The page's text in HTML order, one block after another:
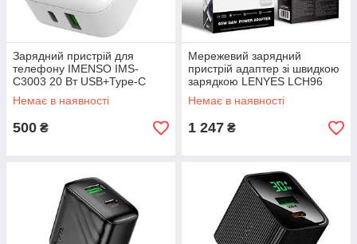
Зарядний пристрій для
телефону IMENSO IMS-
C3003 20 Вт USB+Type-C
блок живлення адаптер Білий
Немає в наявності
500 ₴
Мережевий зарядний
пристрій адаптер зі швидкою
зарядкою LENYES LCH96
1USB/2Type-C 65 Вт
PD/QC/FCP/AFC
Немає в наявності
1 247 ₴